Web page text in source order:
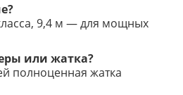
9,4 м — для мощных
или жатка?
полноценная жатка